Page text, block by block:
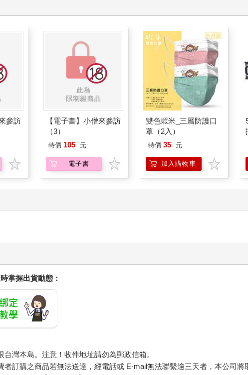
參訪
【電子書】小僧來參訪
（3）
特價 105 元
電子書
雙色蝦米_三層防護口
罩（2入）
特價 35 元
加入購物車
掌握出貨動態：
灣本島。注意！收件地址請勿為郵政信箱。
訂購之商品若無法送達，經電話或 E-mail無法聯繫逾三天者，本公司